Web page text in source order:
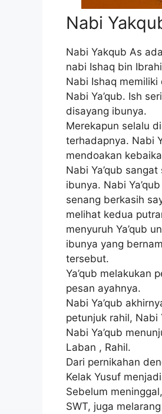
Nabi
Nabi Yakqub As
nabi Ishaq bin
Nabi Ishaq memiliki
Nabi Ya’qub. Ish
disayang ibunya.
Merekapun selalu
terhadapnya. Nabi
mendoakan
Nabi Ya’qub
ibunya. Nabi
senang berkasih
melihat kedua
menyuruh Ya’qub
ibunya yang
tersebut.
Ya’qub melakukan
pesan ayahnya.
Nabi Ya’qub
petunjuk rahil, Nabi
Nabi Ya’qub
Laban , Rahil.
Dari pernikahan
Kelak Yusuf
Sebelum
SWT, juga